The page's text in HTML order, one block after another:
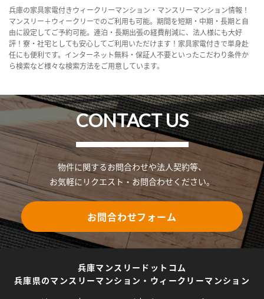
兵庫の家具家電付きウィークリーマンション・マンスリーマンション情報！
マンスリー＋ウィークリーでのご利用も可能。期間を短期・中期・長期と自
由に設定してご予約可能。連泊・長期出張の経費削減に、法人様にも大好
評！寮・社宅としても安心してご利用いただけます！家具家電付きで単身赴
任にも便利です。インターネット無料・保証人不要といったこだわり条件か
ら検索など様々な検索方法をご用意しています。
CONTACT US
物件に関するお問合わせや法人契約等、
お気軽にリクエスト・お問合わせください。
お問合わせフォーム
兵庫マンスリードットコム
兵庫県のマンスリーマンション・ウィークリーマンション